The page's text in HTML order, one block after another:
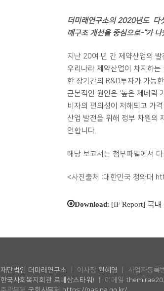
더미래연구소의 2020년도 다
매구조 개선을 중심으로-“가
지난 20여 년 간 제약산업의
우리나라 제약산업이 차지하
한 장기간의 R&D투자가 가능
근본적인 원인은 ‘높은 제네릭
비자의 편의성이 저해되고 가
산업 발전을 위해 정부 차원의
언합니다.
해당 보고서는 첨부파일에서
<사진출처 :대한민국 청와
Download: [IF Report] 국
재단법인 더미래연구소 ㅣ 이사장 원혜영 ㅣ 사업자등록
한국사회복지회관 르네상스타워) ㅣ 이메일